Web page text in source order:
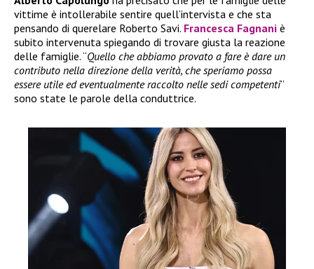
vittime è intollerabile sentire quell’intervista e che sta
pensando di querelare Roberto Savi. Francesca Fagnani è
subito intervenuta spiegando di trovare giusta la reazione
delle famiglie. “Quello che abbiamo provato a fare è dare un
contributo nella direzione della verità, che speriamo possa
essere utile ed eventualmente raccolto nelle sedi competenti”
sono state le parole della conduttrice.